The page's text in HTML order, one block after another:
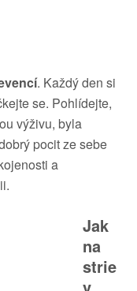
. Každý den si
se. Pohlídejte,
výživu, byla
pocit ze sebe
a
Jak
na
strie